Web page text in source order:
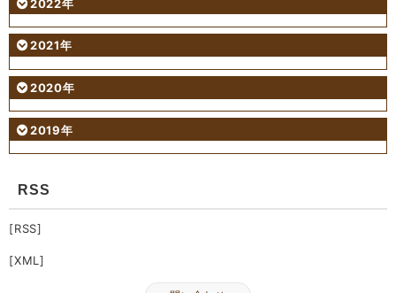
2022年
2021年
2020年
2019年
RSS
[RSS]
[XML]